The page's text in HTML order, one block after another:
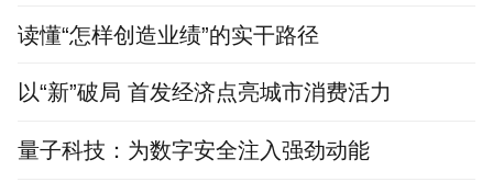
读懂“怎样创造业绩”的实干路径
以“新”破局 首发经济点亮城市消费活力
量子科技：为数字安全注入强劲动能